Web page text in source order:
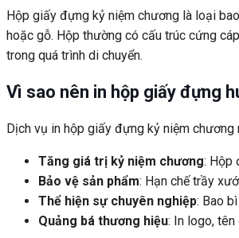
Hộp giấy đựng kỷ niệm chương là loại
hoặc gỗ. Hộp thường có cấu trúc cứng
trong quá trình di chuyển.
Vì sao nên in hộp giấy đựng
Dịch vụ in hộp giấy đựng kỷ niệm
Tăng giá trị kỷ niệm chương: Hộp
Bảo vệ sản phẩm: Hạn chế trầy
Thể hiện sự chuyên nghiệp: Bao
Quảng bá thương hiệu: In logo, tên